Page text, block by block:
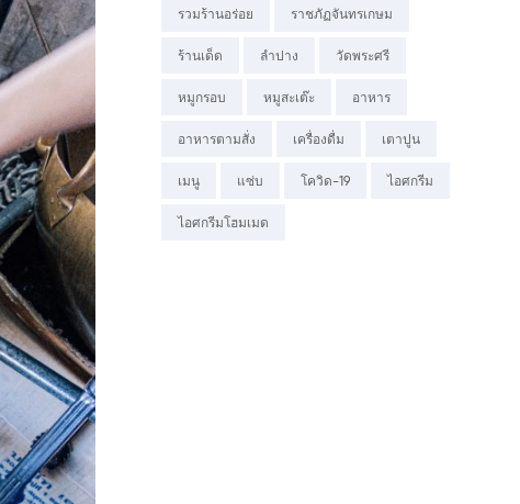
รวมร้านอร่อย ราชภัฏจันทรเกษม
ร้านเด็ด ลำปาง วัดพระศรี
หมูกรอบ หมูสะเต๊ะ อาหาร
อาหารตามสั่ง เครื่องดื่ม เตาปูน
เมนู แซ่บ โควิด-19 ไอศกรีม
ไอศกรีมโฮมเมด